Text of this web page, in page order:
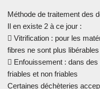
Méthode de traitement des
Il en existe 2 à ce jour :
 Vitrification : pour les
fibres ne sont plus libérables
 Enfouissement : dans
friables et non friables
Certaines déchèteries